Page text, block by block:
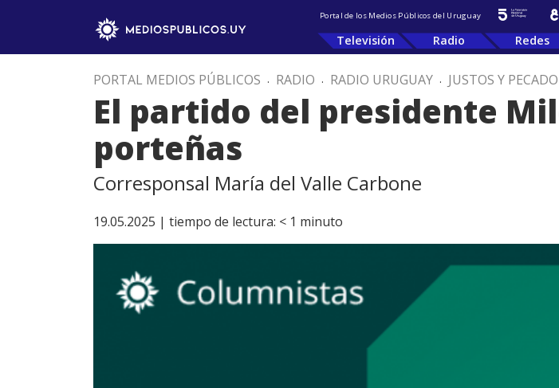
Portal de los Medios Públicos del Uruguay
Televisión Radio Redes
PORTAL MEDIOS PÚBLICOS . RADIO . RADIO URUGUAY . JUSTOS Y
El partido del presidente
porteñas
Corresponsal María del Valle Carbone
19.05.2025 | tiempo de lectura: < 1 minuto